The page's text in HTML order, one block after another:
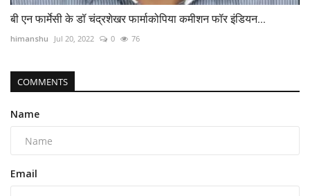
बी एन फार्मेसी के डॉ चंद्रशेखर फार्माकोपिया कमीशन फॉर इंडियन...
himanshu Jul 20, 2022 0 76
COMMENTS
Name
Email